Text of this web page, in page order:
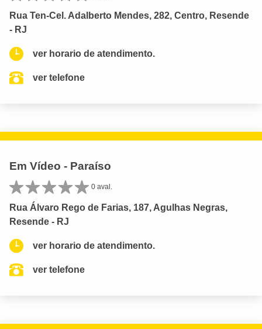
Rua Ten-Cel. Adalberto Mendes, 282, Centro, Resende
- RJ
ver horario de atendimento.
ver telefone
Em Vídeo - Paraíso
0 aval.
Rua Álvaro Rego de Farias, 187, Agulhas Negras,
Resende - RJ
ver horario de atendimento.
ver telefone